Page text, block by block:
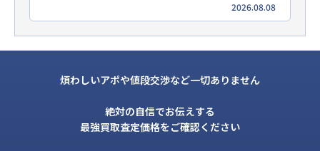
2026.08.08
煩わしいアポや値段交渉など一切ありません
絶対の自信でお伝えする
最強買取査定価格をご確認ください